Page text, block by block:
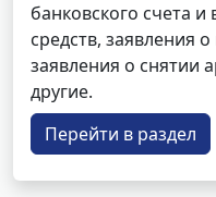
банковского счета
средств, заявления
заявления о снятии
другие.
Перейти в раздел